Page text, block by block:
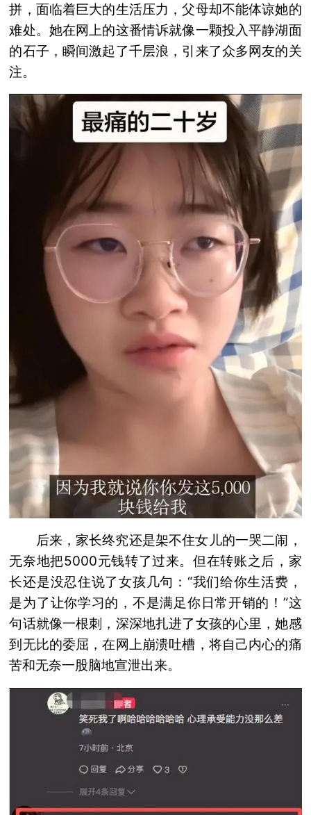
拼，面临着巨大的生活压力，父母却不能体谅她的
难处。她在网上的这番情诉就像一颗投入平静湖面
的石子，瞬间激起了千层浪，引来了众多网友的关
注。
后来，家长终究还是架不住女儿的一哭二闹，
无奈地把5000元钱转了过来。但在转账之后，家
长还是没忍住说了女孩几句：“我们给你生活费，
是为了让你学习的，不是满足你日常开销的！”这
句话就像一根刺，深深地扎进了女孩的心里，她感
到无比的委屈，在网上崩溃吐槽，将自己内心的痛
苦和无奈一股脑地宣泄出来。